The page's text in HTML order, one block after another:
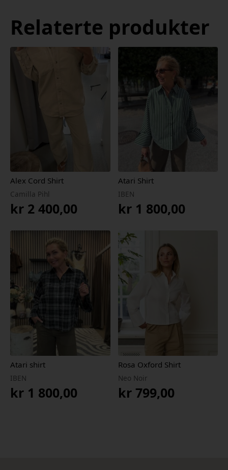
Relaterte produkter
Alex Cord Shirt
Camilla Pihl
kr 2 400,00
Atari Shirt
IBEN
kr1 800,00
Atari shirt
IBEN
kr 1 800,00
Rosa Oxford Shirt
Neo Noir
kr799,00